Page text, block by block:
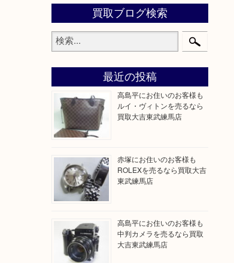
買取ブログ検索
最近の投稿
高島平にお住いのお客様も
ルイ・ヴィトンを売るなら
買取大吉東武練馬店
赤塚にお住いのお客様も
ROLEXを売るなら買取大吉
東武練馬店
高島平にお住いのお客様も
中判カメラを売るなら買取
大吉東武練馬店